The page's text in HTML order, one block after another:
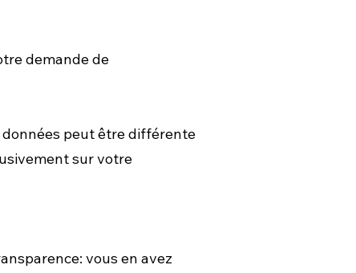
demande de
données peut être différente
sur votre
vous en avez